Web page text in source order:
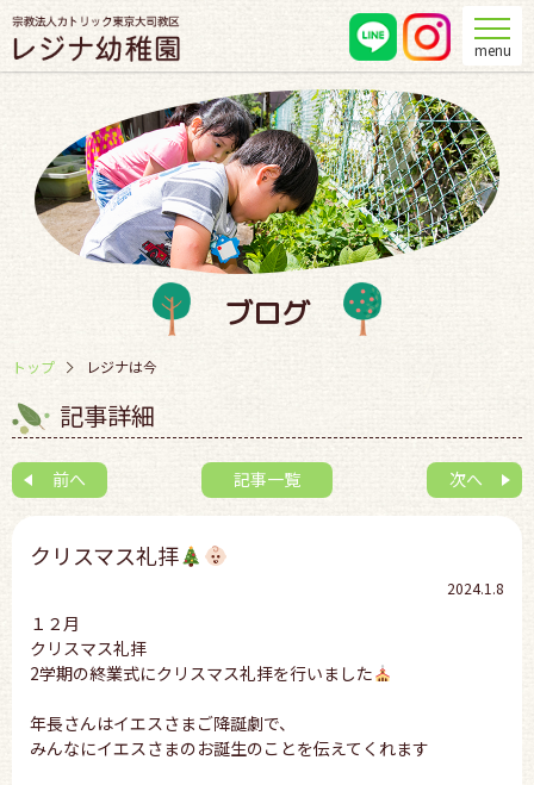
menu
ブログ
トップ レジナは今
記事詳細
前へ 次へ
記事一覧
クリスマス礼拝
2024.1.8
１２月
クリスマス礼拝
2学期の終業式にクリスマス礼拝を行いました
年長さんはイエスさまご降誕劇で、
みんなにイエスさまのお誕生のことを伝えてくれます